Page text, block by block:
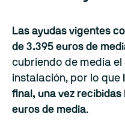
Las ayudas vigentes
de 3.395 euros de
cubriendo de media el
instalación, por lo que
final, una vez
euros de media.